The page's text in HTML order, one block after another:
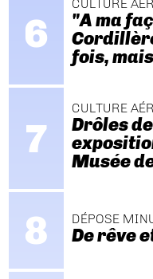
CULTURE
"A ma
fois,
CULTURE
Drôles
Musée
DÉPOSE
De rêve